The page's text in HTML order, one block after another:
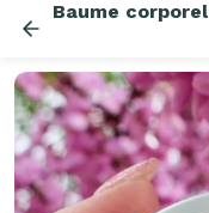
Baume corporel